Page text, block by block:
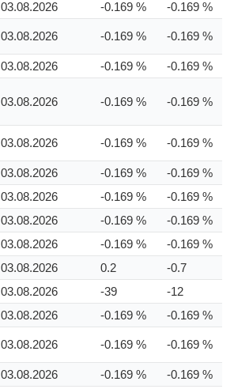
03.08.2026 -0.169 %
-0.169 %
03.08.2026 -0.169 % -0.169 %
03.08.2026 -0.169 %
-0.169 %
03.08.2026 -0.169 % -0.169 %
03.08.2026 -0.169 % -0.169 %
03.08.2026 -0.169 %
-0.169 %
03.08.2026 -0.169 %
-0.169 %
03.08.2026 -0.169 %
-0.169 %
03.08.2026 -0.169 %
-0.169 %
03.08.2026 0.2
-0.7
03.08.2026 -39
-12
03.08.2026 -0.169 %
-0.169 %
03.08.2026 -0.169 % -0.169 %
03.08.2026 -0.169 %
-0.169 %